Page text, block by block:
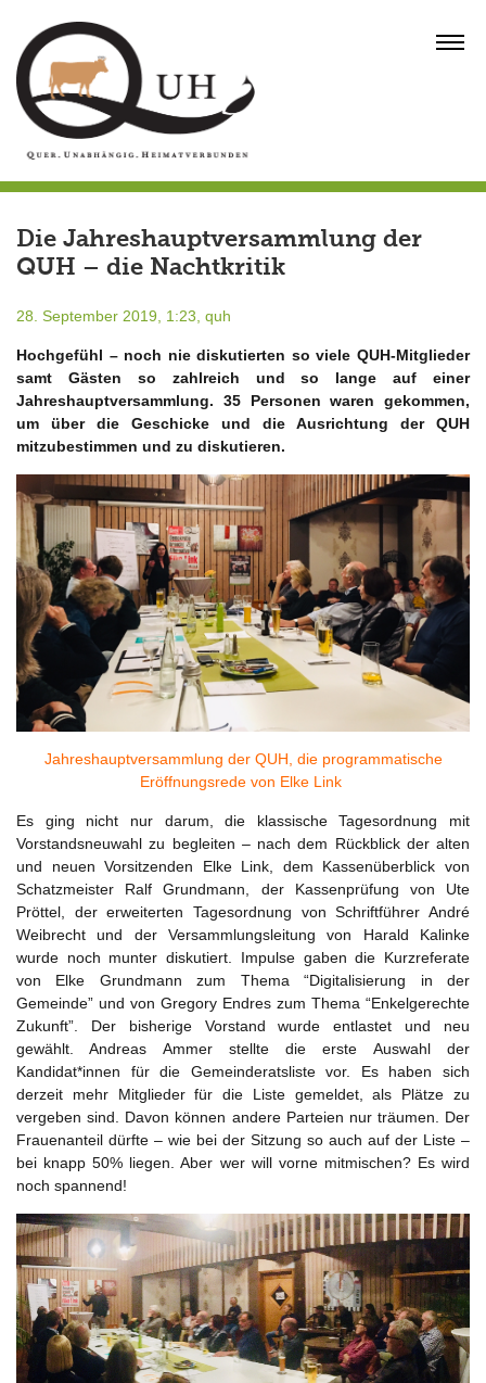
content
Die Jahreshauptversammlung der
QUH – die Nachtkritik
28. September 2019, 1:23, quh
Hochgefühl – noch nie diskutierten so viele QUH-Mitglieder
samt Gästen so zahlreich und so lange auf einer
Jahreshauptversammlung. 35 Personen waren gekommen,
um über die Geschicke und die Ausrichtung der QUH
mitzubestimmen und zu diskutieren.
Jahreshauptversammlung der QUH, die programmatische
Eröffnungsrede von Elke Link
Es ging nicht nur darum, die klassische Tagesordnung mit
Vorstandsneuwahl zu begleiten – nach dem Rückblick der alten
und neuen Vorsitzenden Elke Link, dem Kassenüberblick von
Schatzmeister Ralf Grundmann, der Kassenprüfung von Ute
Pröttel, der erweiterten Tagesordnung von Schriftführer André
Weibrecht und der Versammlungsleitung von Harald Kalinke
wurde noch munter diskutiert. Impulse gaben die Kurzreferate
von Elke Grundmann zum Thema “Digitalisierung in der
Gemeinde” und von Gregory Endres zum Thema “Enkelgerechte
Zukunft”. Der bisherige Vorstand wurde entlastet und neu
gewählt. Andreas Ammer stellte die erste Auswahl der
Kandidat*innen für die Gemeinderatsliste vor. Es haben sich
derzeit mehr Mitglieder für die Liste gemeldet, als Plätze zu
vergeben sind. Davon können andere Parteien nur träumen. Der
Frauenanteil dürfte – wie bei der Sitzung so auch auf der Liste –
bei knapp 50% liegen. Aber wer will vorne mitmischen? Es wird
noch spannend!